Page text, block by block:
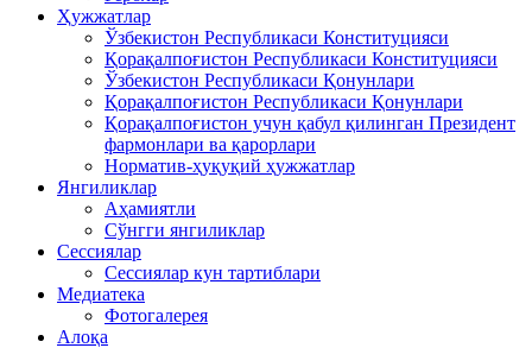
Ҳужжатлар
Ўзбекистон Республикаси Конституцияси
Қорақалпоғистон Республикаси Конституцияси
Ўзбекистон Республикаси Қонунлари
Қорақалпоғистон Республикаси Қонунлари
Қорақалпоғистон учун қабул қилинган Президент
фармонлари ва қарорлари
Норматив-ҳуқуқий ҳужжатлар
Янгиликлар
Аҳамиятли
Сўнгги янгиликлар
Сессиялар
Сессиялар кун тартиблари
Медиатека
Фотогалерея
Алоқа